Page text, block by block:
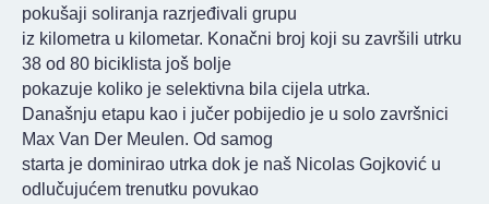
pokušaji soliranja razrjeđivali grupu
iz kilometra u kilometar. Konačni broj koji su završili utrku
38 od 80 biciklista još bolje
pokazuje koliko je selektivna bila cijela utrka.
Današnju etapu kao i jučer pobijedio je u solo završnici
Max Van Der Meulen. Od samog
starta je dominirao utrka dok je naš Nicolas Gojković u
odlučujućem trenutku povukao